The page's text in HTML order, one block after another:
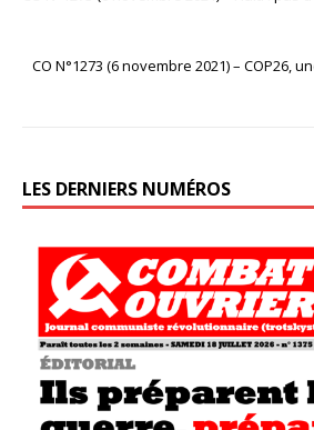
CO N°1273 (6 novembre 2021) – COP26,
LES DERNIERS NUMÉROS